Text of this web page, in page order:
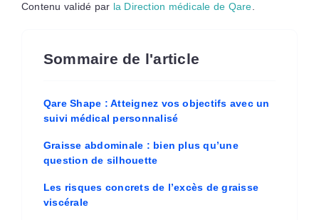
Contenu validé par la Direction médicale de Qare
Sommaire de l'article
Qare Shape : Atteignez vos objectifs avec un
suivi médical personnalisé
Graisse abdominale : bien plus qu’une
question de silhouette
Les risques concrets de l’excès de graisse
viscérale